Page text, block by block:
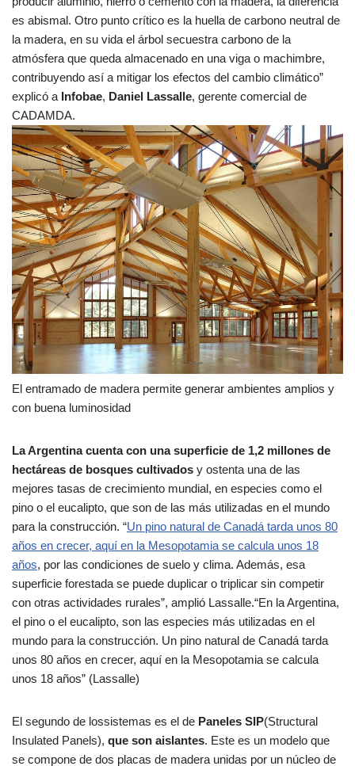
es abismal. Otro punto crítico es la huella de carbono neutral de
la madera, en su vida el árbol secuestra carbono de la
atmósfera que queda almacenado en una viga o machimbre,
contribuyendo así a mitigar los efectos del cambio climático”
explicó a Infobae, Daniel Lassalle, gerente comercial de
CADAMDA.
El entramado de madera permite generar ambientes amplios y
con buena luminosidad
La Argentina cuenta con una superficie de 1,2 millones de
hectáreas de bosques cultivados y ostenta una de las
mejores tasas de crecimiento mundial, en especies como el
pino o el eucalipto, que son de las más utilizadas en el mundo
para la construcción. “Un pino natural de Canadá tarda unos 80
años en crecer, aquí en la Mesopotamia se calcula unos 18
años, por las condiciones de suelo y clima. Además, esa
superficie forestada se puede duplicar o triplicar sin competir
con otras actividades rurales”, amplió Lassalle.“En la Argentina,
el pino o el eucalipto, son las especies más utilizadas en el
mundo para la construcción. Un pino natural de Canadá tarda
unos 80 años en crecer, aquí en la Mesopotamia se calcula
unos 18 años” (Lassalle)
El segundo de lossistemas es el de Paneles SIP(Structural
Insulated Panels), que son aislantes. Este es un modelo que
se compone de dos placas de madera unidas por un núcleo de